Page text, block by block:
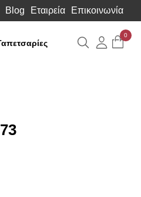
Blog Εταιρεία Επικοινωνία
Αναζήτηση
0